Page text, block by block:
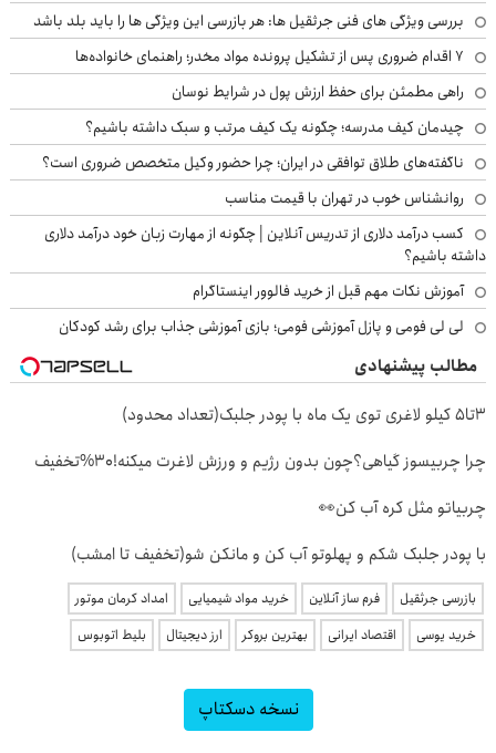
بررسی ویژگی های فنی جرثقیل ها: هر بازرسی این ویژگی ها را باید بلد باشد
۷ اقدام ضروری پس از تشکیل پرونده مواد مخدر؛ راهنمای خانواده‌ها
راهی مطمئن برای حفظ ارزش پول در شرایط نوسان
چیدمان کیف مدرسه؛ چگونه یک کیف مرتب و سبک داشته باشیم؟
ناگفته‌های طلاق توافقی در ایران؛ چرا حضور وکیل متخصص ضروری است؟
روانشناس خوب در تهران با قیمت مناسب
کسب درآمد دلاری از تدریس آنلاین | چگونه از مهارت زبان خود درآمد دلاری
داشته باشیم؟
آموزش نکات مهم قبل از خرید فالوور اینستاگرام
لی لی فومی و پازل آموزشی فومی؛ بازی آموزشی جذاب برای رشد کودکان
مطالب پیشنهادی
3تا5 کیلو لاغری توی یک ماه با پودر جلبک(تعداد محدود)
چرا چربیسوز گیاهی؟چون بدون رژیم و ورزش لاغرت میکنه!30%تخفیف
چربیاتو مثل کره آب کن👀
با پودر جلبک شکم و پهلوتو آب کن و مانکن شو(تخفیف تا امشب)
بازرسی جرثقیل فرم ساز آنلاین خرید مواد شیمیایی
امداد کرمان موتور
خرید یوسی
اقتصاد ایرانی بهترین بروکر ارز دیجیتال بلیط اتوبوس
نسخه دسکتاپ